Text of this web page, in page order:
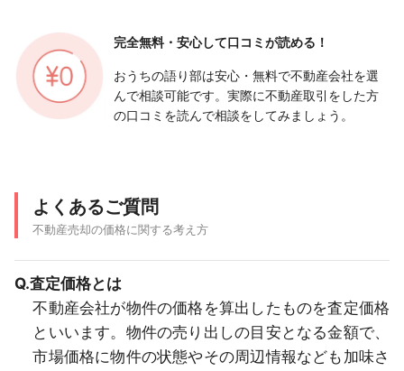
完全無料・安心して口コミが読める！
おうちの語り部は安心・無料で不動産会社を選
んで相談可能です。実際に不動産取引をした方
の口コミを読んで相談をしてみましょう。
よくあるご質問
不動産売却の価格に関する考え方
Q.査定価格とは
不動産会社が物件の価格を算出したものを査定価格
といいます。物件の売り出しの目安となる金額で、
市場価格に物件の状態やその周辺情報なども加味さ